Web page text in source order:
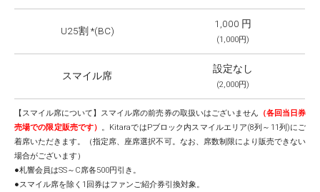
U25割 *(BC)
1,000 円
(1,000円)
スマイル席
設定なし
(2,000円)
【スマイル席について】スマイル席の前売券の取扱いはございません （各回当日券
売場での限定販売です） 。KitaraではPブロック内スマイルエリア(8列～11列)にご
着席いただきます。（指定席、座席選択不可。なお、席数制限により販売できない
場合がございます）
●札響会員はSS～C席各500円引き。
●スマイル席を除く1回券はファンご紹介券引換対象。